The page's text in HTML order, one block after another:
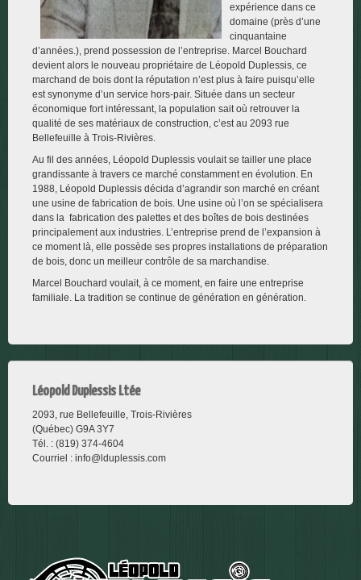
expérience dans ce
domaine (près d’une
cinquantaine
d’années.), prend possession de l’entreprise. Marcel Bouchard
devient alors le nouveau propriétaire de Léopold Duplessis, ce
marchand de bois dont la réputation n’est plus à faire puisqu’elle
est synonyme d’un service hors-pair. Située dans un secteur
économique fort intéressant, la population sait où retrouver la
qualité de ses matériaux de construction, c’est au 2093 rue
Bellefeuille à Trois-Rivières.
Au fil des années, Léopold Duplessis voulait se tailler une place
grandissante à travers ce marché constamment en évolution. En
1988, Léopold Duplessis décida d’agrandir son marché en créant
une usine de fabrication de bois. Une usine où l’on se spécialisera
dans la fabrication des palettes et des boîtes de bois destinées
principalement aux industries. L’entreprise prend de l’expansion à
ce moment là, elle possède ses propres installations de préparation
de bois, donc un meilleur contrôle de sa marchandise.
Marcel Bouchard voulait, à ce moment, en faire une entreprise
familiale. La tradition se continue de génération en génération.
Léopold Duplessis Ltée
2093, rue Bellefeuille, Trois-Rivières
(Québec) G9A 3Y7
Tél. : (819) 374-4604 ‎
Courriel : info@lduplessis.com